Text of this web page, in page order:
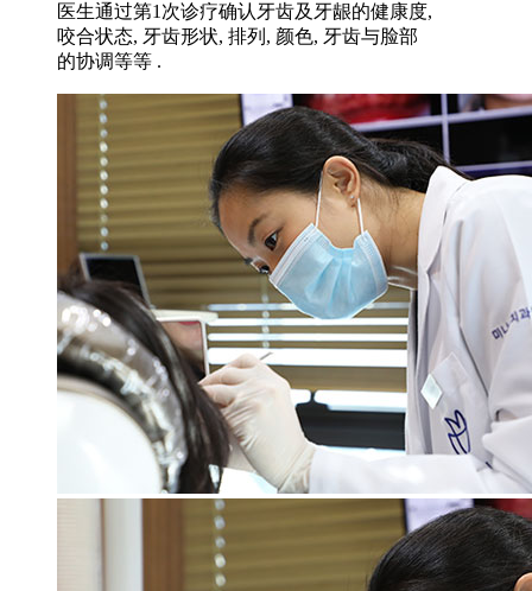
医生通过第1次诊疗确认牙齿及牙龈的健康度,
咬合状态, 牙齿形状, 排列, 颜色, 牙齿与脸部
的协调等等 .